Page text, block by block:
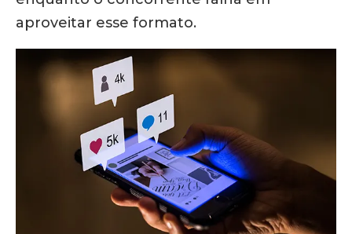
aproveitar esse formato.